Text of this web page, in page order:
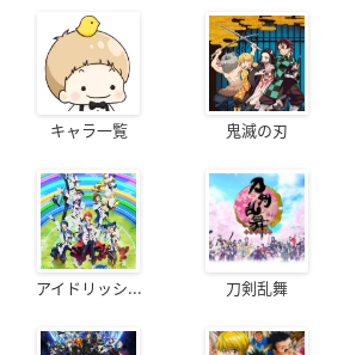
キャラ一覧 鬼滅の刃
アイドリッシ... 刀剣乱舞